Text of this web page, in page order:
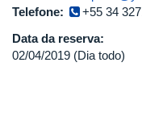
Telefone:
+55 34
Data da reserva:
02/04/2019 (Dia todo)